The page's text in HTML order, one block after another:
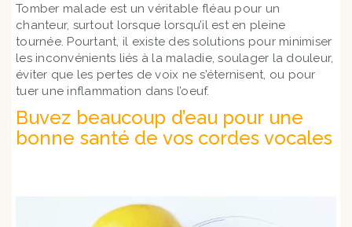
Tomber malade est un véritable fléau pour un
chanteur, surtout lorsque lorsqu’il est en pleine
tournée. Pourtant, il existe des solutions pour minimiser
les inconvénients liés à la maladie, soulager la douleur,
éviter que les pertes de voix ne s’éternisent, ou pour
tuer une inflammation dans l’oeuf.
Buvez beaucoup d’eau pour une
bonne santé de vos cordes vocales